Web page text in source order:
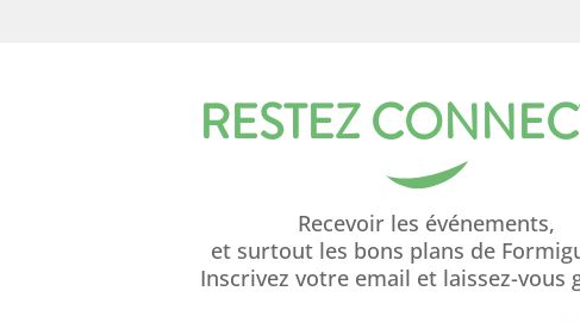
RESTEZ
Recevoir les événements,
et surtout les bons plans de
Inscrivez votre email et laissez-vous